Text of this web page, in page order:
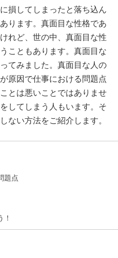
損してしまったと落ち込ん
ります。真面目な性格であ
れど、世の中、真面目な性
こともあります。真面目な
てみました。真面目な人の
原因で仕事における問題点
とは悪いことではありませ
してしまう人もいます。そ
ない方法をご紹介します。
題点
！